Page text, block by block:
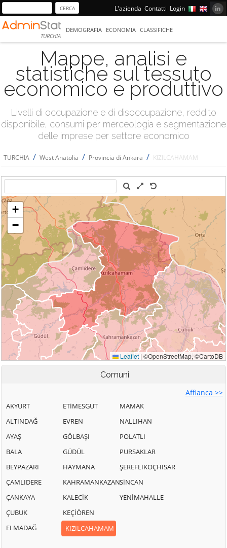
L'azienda Contatti Login
TURCHIA
DEMOGRAFIA ECONOMIA CLASSIFICHE
Mappe, analisi e
statistiche sul tessuto
economico e produttivo
Livelli di occupazione e di disoccupazione, reddito
disponibile, consumi per merceologia e segmentazione
delle imprese per settore economico
TURCHIA / West Anatolia / Provincia di Ankara / KIZILCAHAMAM
Comuni
Affianca >>
AKYURT
ALTINDAĞ
AYAŞ
BALA
BEYPAZARI
ÇAMLIDERE
ÇANKAYA
ÇUBUK
ELMADAĞ
ETİMESGUT
EVREN
GÖLBAŞI
GÜDÜL
HAYMANA
KAHRAMANKAZAN
KALECİK
KEÇİÖREN
KIZILCAHAMAM
MAMAK
NALLIHAN
POLATLI
PURSAKLAR
ŞEREFLİKOÇHİSAR
SİNCAN
YENİMAHALLE